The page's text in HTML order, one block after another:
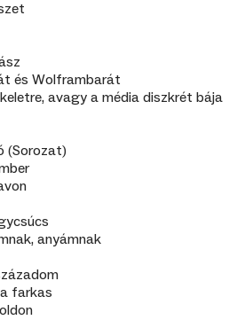
és Wolframbarát
avagy a média diszkrét bája
(Sorozat)
anyámnak
farkas